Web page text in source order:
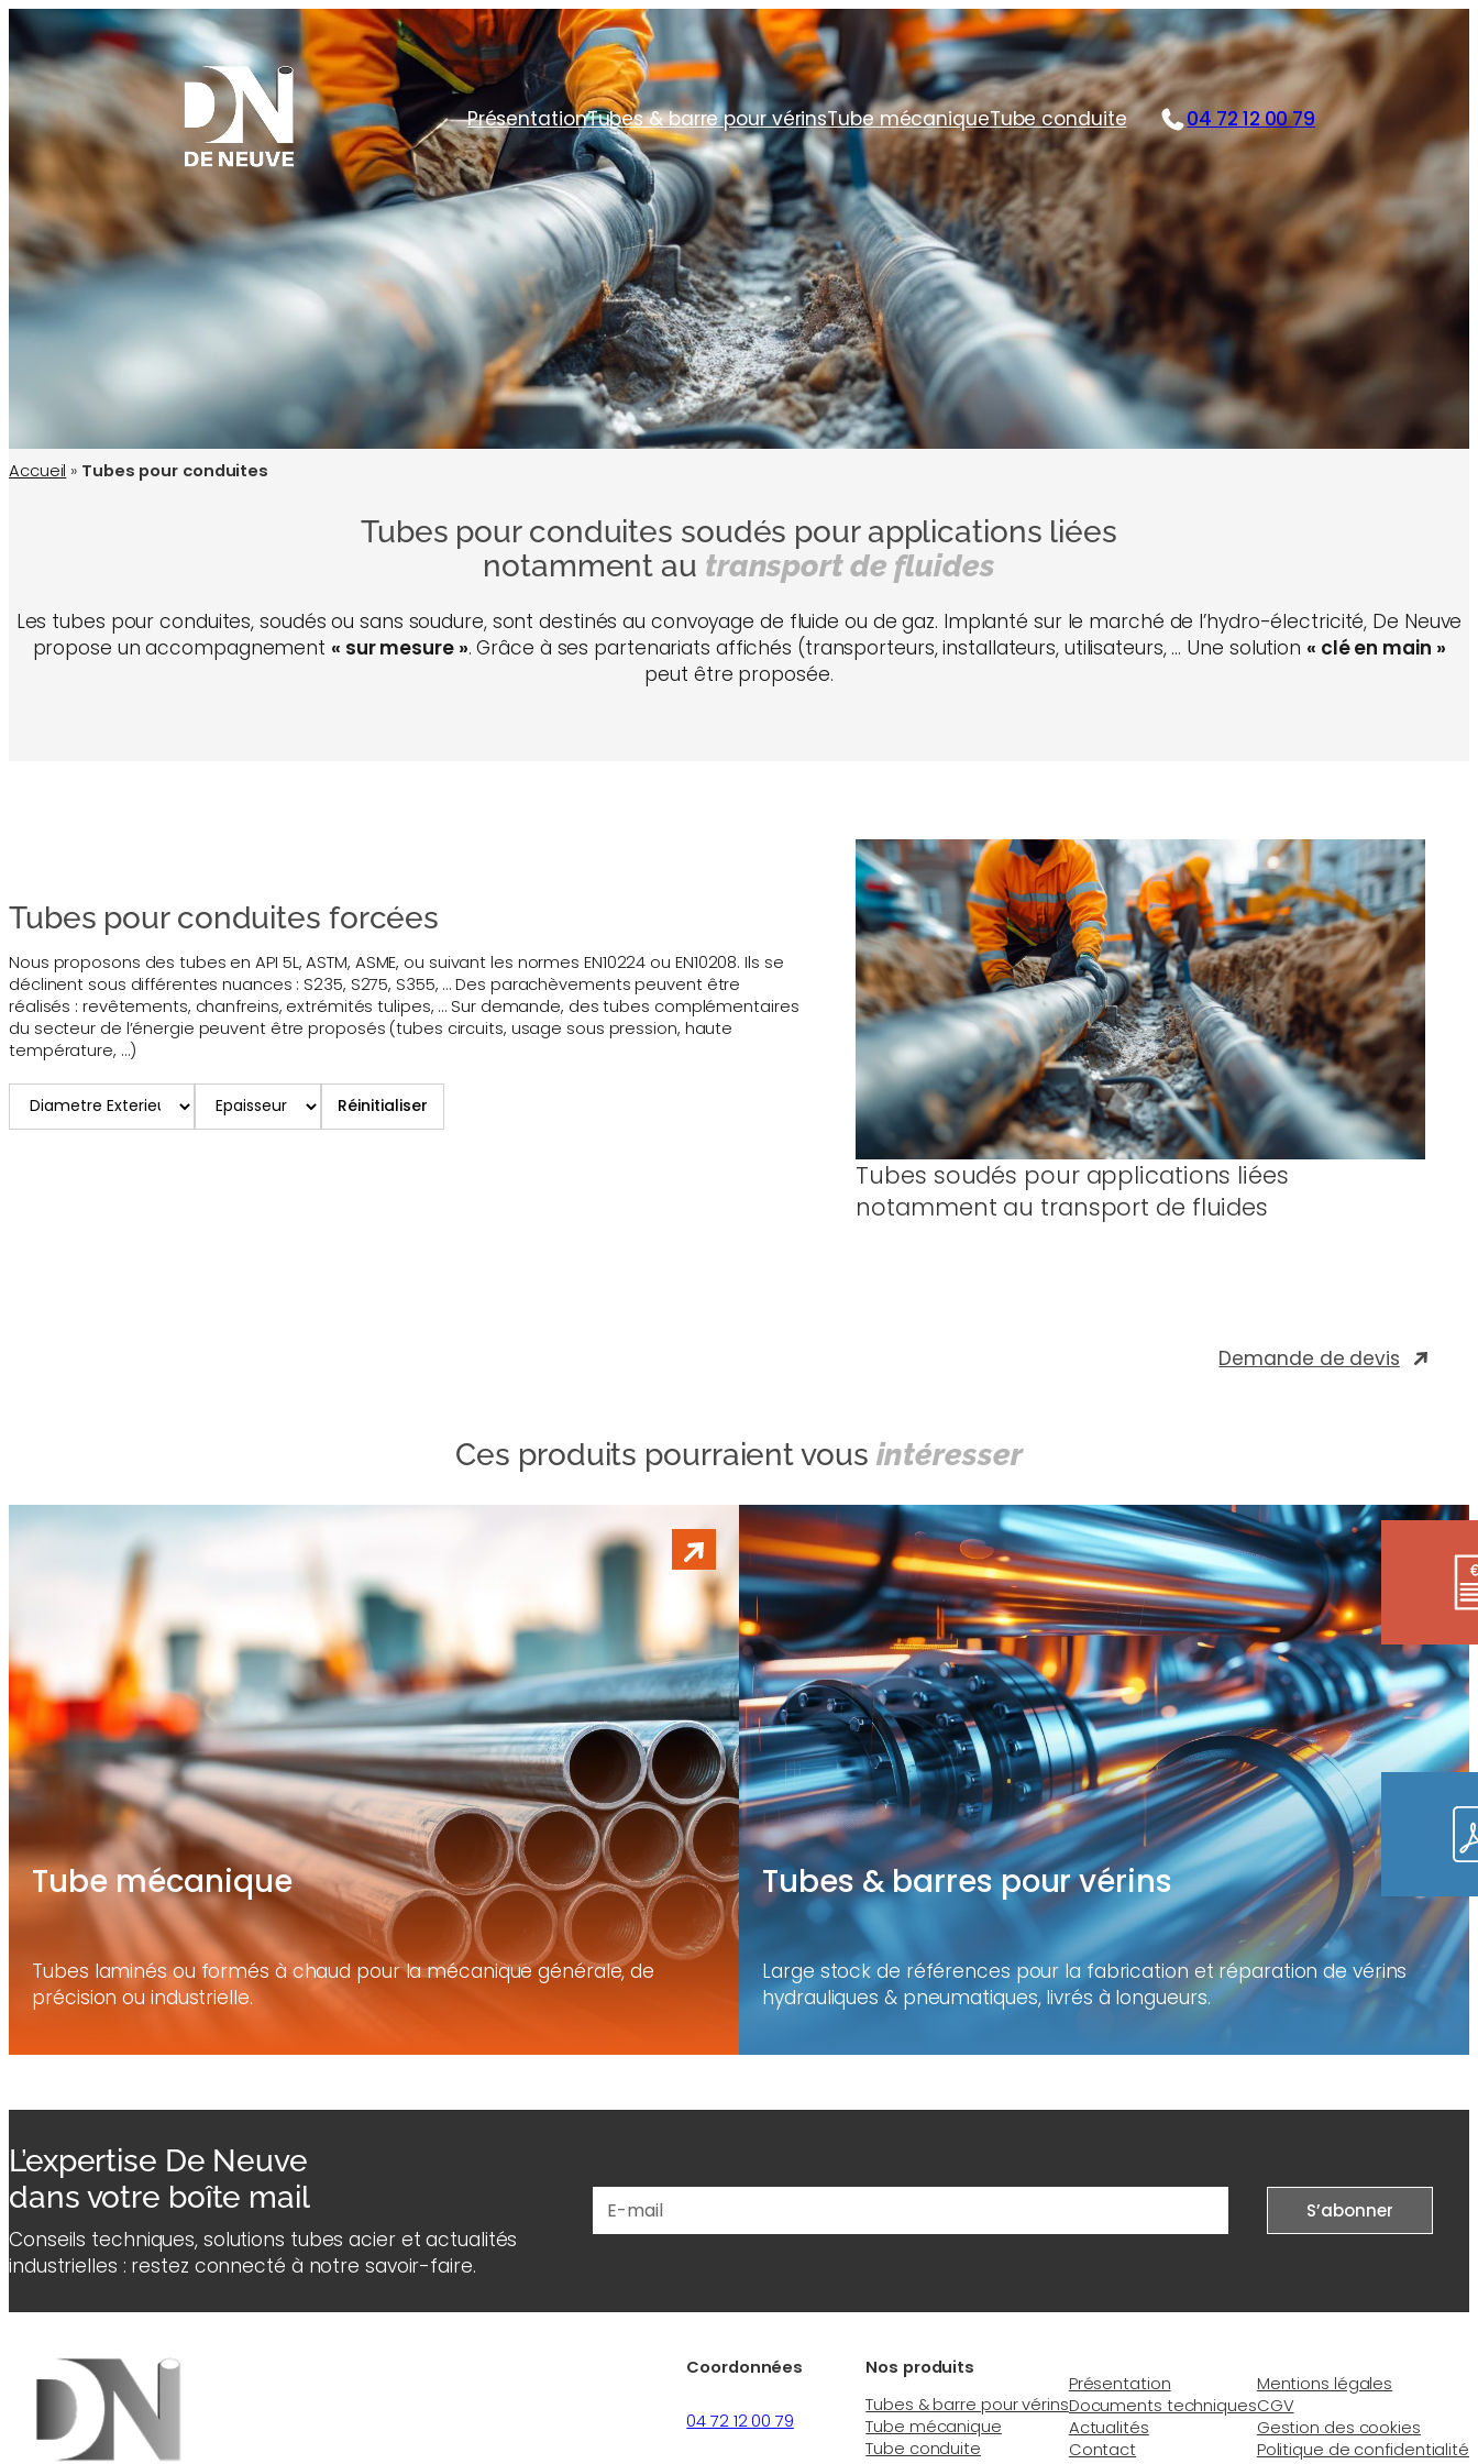
Aller
au
contenu
PrésentationTubes & barre pour vérinsTube mécaniqueTube conduite 04 72 12 00 79
Tubes pour conduites
Accueil » Tubes pour conduites
Tubes pour conduites soudés pour applications liées
notamment au transport de fluides
Les tubes pour conduites, soudés ou sans soudure, sont destinés au convoyage de fluide ou de gaz. Implanté sur le marché de l’hydro-électricité, De Neuve
propose un accompagnement « sur mesure ». Grâce à ses partenariats affichés (transporteurs, installateurs, utilisateurs, … Une solution « clé en main »
peut être proposée.
Tubes pour conduites forcées
Nous proposons des tubes en API 5L, ASTM, ASME, ou suivant les normes EN10224 ou EN10208. Ils se
déclinent sous différentes nuances : S235, S275, S355, … Des parachèvements peuvent être
réalisés : revêtements, chanfreins, extrémités tulipes, … Sur demande, des tubes complémentaires
du secteur de l’énergie peuvent être proposés (tubes circuits, usage sous pression, haute
température, …)
Réinitialiser
Tubes soudés pour applications liées
notamment au transport de fluides
Demande de devis
Ces produits pourraient vous intéresser
Tube mécanique
Tubes laminés ou formés à chaud pour la mécanique générale, de
précision ou industrielle.
Tubes & barres pour vérins
Large stock de références pour la fabrication et réparation de vérins
hydrauliques & pneumatiques, livrés à longueurs.
L’expertise De Neuve
dans votre boîte mail
Conseils techniques, solutions tubes acier et actualités
industrielles : restez connecté à notre savoir-faire.
Coordonnées
04 72 12 00 79
Nos produits
Tubes & barre pour vérins
Tube mécanique
Tube conduite
Présentation
Documents techniques
Actualités
Contact
Mentions légales
CGV
Gestion des cookies
Politique de confidentialité